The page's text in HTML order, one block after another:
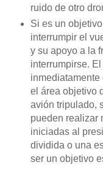
ruido de otro
Si es un
interrumpir el
y su apoyo a la
interrumpirse.
el área objetivo
avión tripulado,
pueden realizar
iniciadas al
dividida o una
ser un objetivo